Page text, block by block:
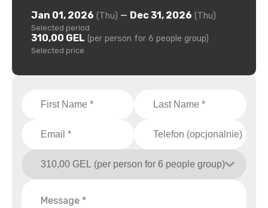
Jan 01, 2026 (Thu) — Dec 31, 2026 (Thu)
Selected period
310,00 GEL (per person for 6 people group)
Selected price